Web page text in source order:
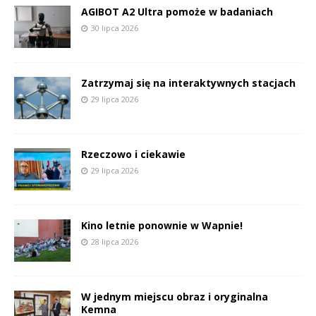
AGIBOT A2 Ultra pomoże w badaniach
30 lipca 2026
Zatrzymaj się na interaktywnych stacjach
29 lipca 2026
Rzeczowo i ciekawie
29 lipca 2026
Kino letnie ponownie w Wapnie!
28 lipca 2026
W jednym miejscu obraz i oryginalna
Kemna